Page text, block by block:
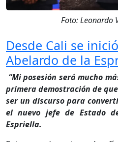
Foto: Leonardo
Desde Cali se
Abelardo de la
“Mi posesión será mucho
primera demostración de
ser un discurso para
el nuevo jefe de Estado
Espriella.